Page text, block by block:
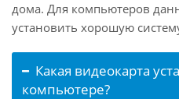
дома. Для компьютеров
установить хорошую
Какая видеокарта
компьютере?